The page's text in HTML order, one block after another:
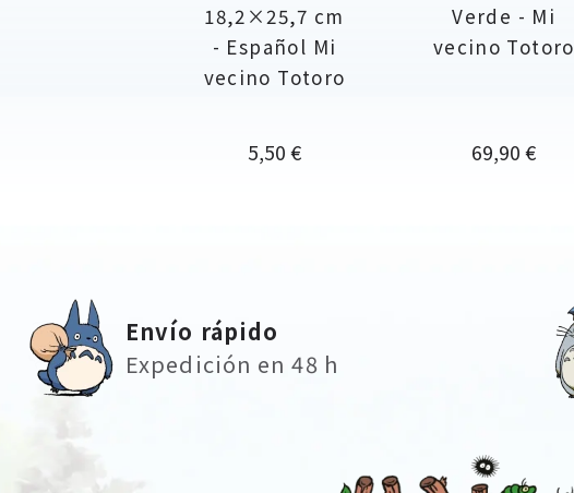
18,2×25,7 cm
- Español Mi
vecino Totoro
Precio
5,50 €
Verde - Mi
vecino Totoro
Precio
69,90 €
Envío rápido
Expedición en 48 h